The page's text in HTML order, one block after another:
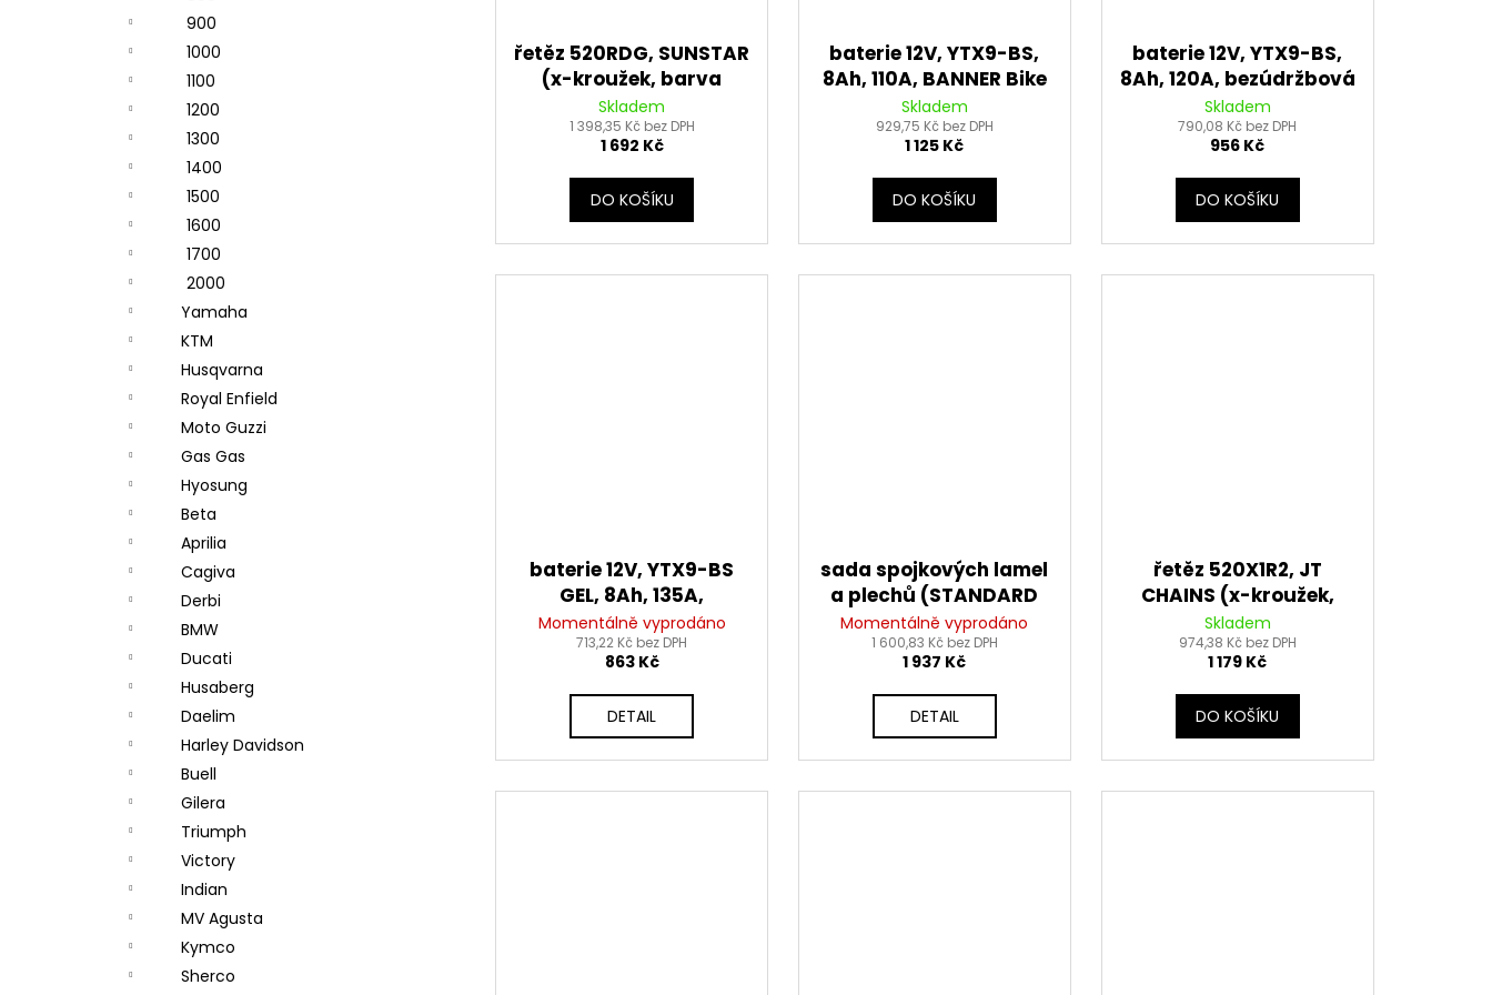
900
1000
1100
1200
1300
1400
1500
1600
1700
2000
Yamaha
KTM
Husqvarna
Royal Enfield
Moto Guzzi
Gas Gas
Hyosung
Beta
Aprilia
Cagiva
Derbi
BMW
Ducati
Husaberg
Daelim
Harley Davidson
Buell
Gilera
Triumph
Victory
Indian
MV Agusta
Kymco
Sherco
řetěz 520RDG, SUNSTAR
(x-kroužek, barva
černá, 112 článků)
Skladem
1 398,35 Kč bez DPH
1 692 Kč
DO KOŠÍKU
baterie 12V, YTX9-BS,
8Ah, 110A, BANNER Bike
Bull AGM 150x87x105
Skladem
929,75 Kč bez DPH
1 125 Kč
DO KOŠÍKU
baterie 12V, YTX9-BS,
8Ah, 120A, bezúdržbová
MF AGM 150x87x105,
FULBAT (vč. balení
elektrolytu)
Skladem
790,08 Kč bez DPH
956 Kč
DO KOŠÍKU
baterie 12V, YTX9-BS
GEL, 8Ah, 135A,
bezúdržbová GEL
technologie
150x87x105, A-TECH
(aktivovaná ve výrobě)
Momentálně vyprodáno
713,22 Kč bez DPH
863 Kč
DETAIL
sada spojkových lamel
a plechů (STANDARD
směs), NEWFREN (5+4
ks)
Momentálně vyprodáno
1 600,83 Kč bez DPH
1 937 Kč
DETAIL
řetěz 520X1R2, JT
CHAINS (x-kroužek,
barva černá, 106
článků vč. nýtovací a
rozpojovací spojky)
Skladem
974,38 Kč bez DPH
1 179 Kč
DO KOŠÍKU